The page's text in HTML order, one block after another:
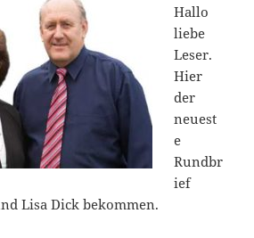
Hallo
liebe
Leser.
Hier
der
neuest
e
Rundbr
ief
Lisa Dick bekommen.